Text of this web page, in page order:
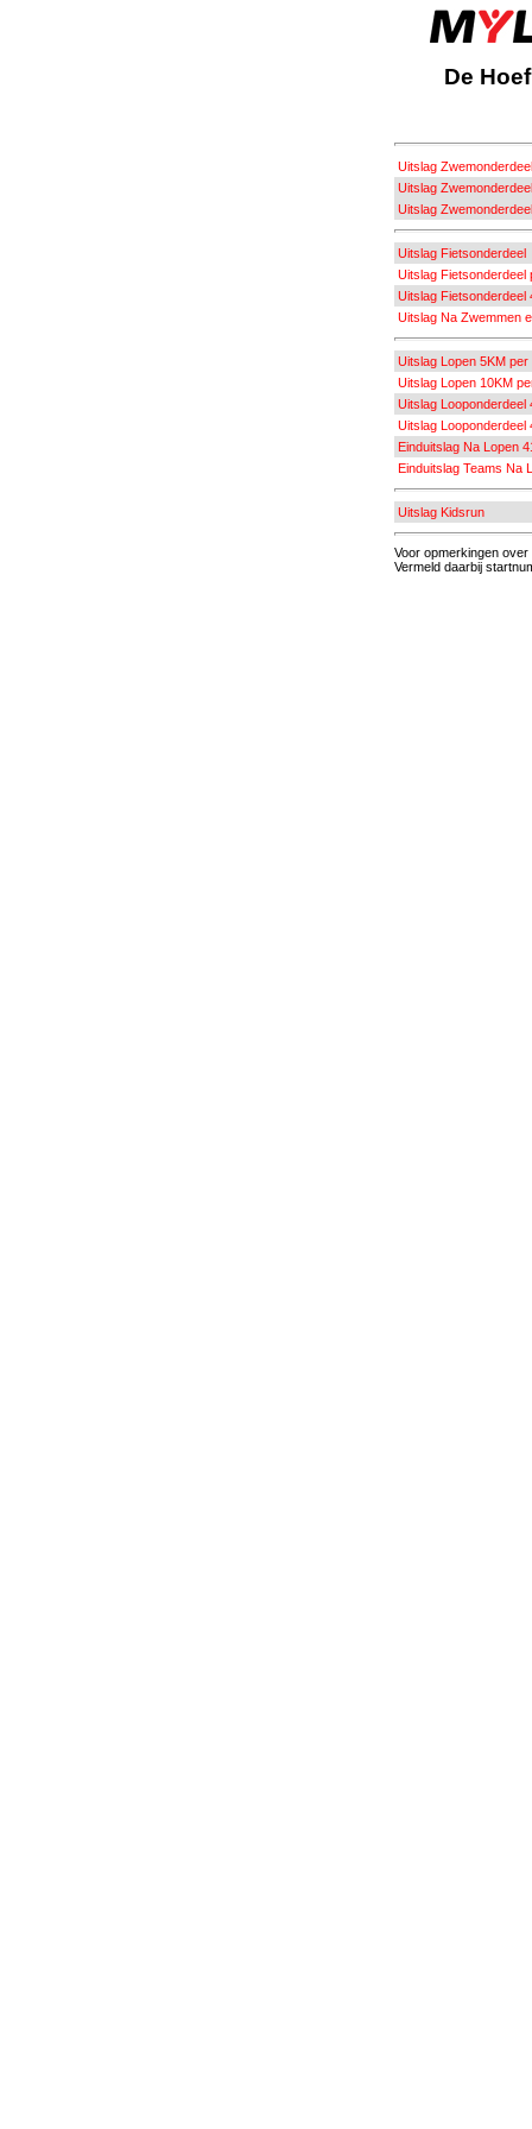
De
Uitslag Zwemonderdeel
Uitslag
Uitslag
Uitslag Fietsonderdeel
Uitslag Fietsonderdeel
Uitslag Fietsonderdeel
Uitslag Na Zwemmen
Uitslag Lopen 5KM per
Uitslag Lopen 10KM
Uitslag Looponderdeel
Uitslag Looponderdeel
Einduitslag Na Lopen
Einduitslag Teams Na
Uitslag Kidsrun
Voor opmerkingen
Vermeld daarbij